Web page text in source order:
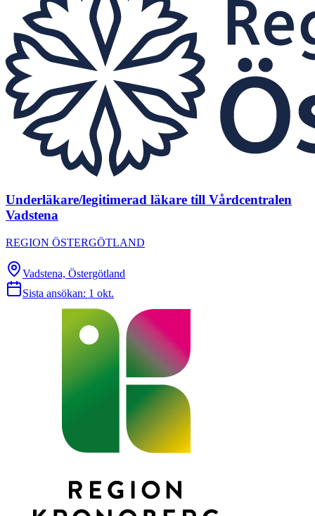
Underläkare/legitimerad läkare till Vårdcentralen
Vadstena
REGION ÖSTERGÖTLAND
Vadstena, Östergötland
Sista ansökan: 1 okt.